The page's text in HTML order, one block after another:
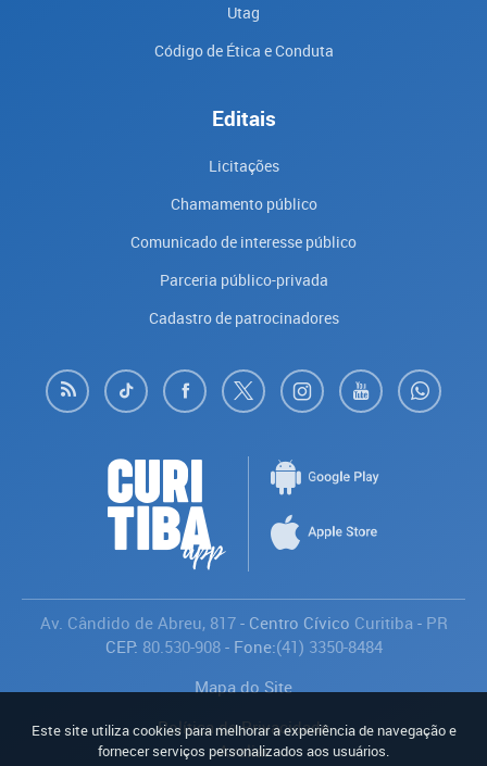
Utag
Código de Ética e Conduta
Editais
Licitações
Chamamento público
Comunicado de interesse público
Parceria público-privada
Cadastro de patrocinadores
Av. Cândido de Abreu, 817- Centro Cívico Curitiba - PR
CEP: 80.530-908- Fone:(41) 3350-8484
Mapa do Site
Política de Privacidade
Avaliar
Este site utiliza cookies para melhorar a experiência de navegação e
fornecer serviços personalizados aos usuários.